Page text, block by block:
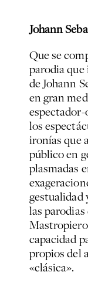
Johann
Que se
parodia
de Johann
en gran
los
ironías que
público en
plasmadas
gestualidad
las
capacidad
propios del
«clásica».